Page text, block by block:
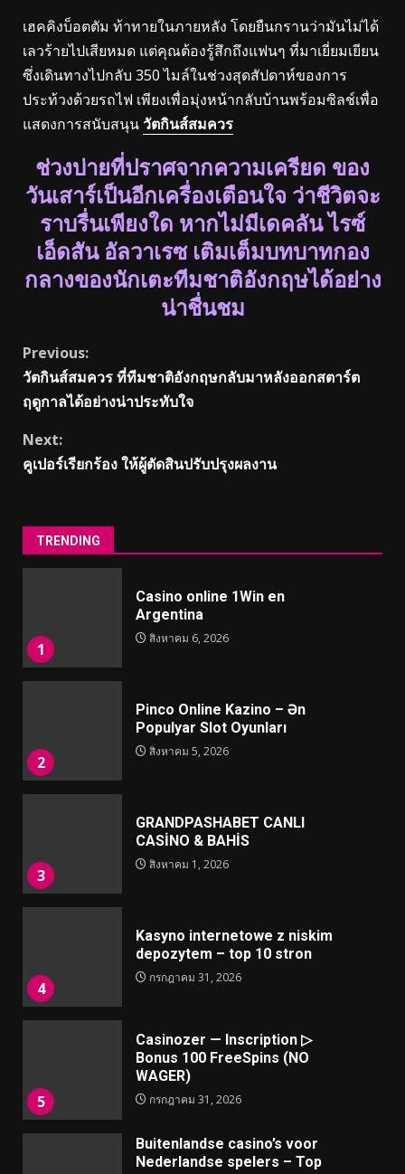
เฮคคิงบ็อตตัม ท้าทายในภายหลัง โดยยืนกรานว่ามันไม่ได้
เลวร้ายไปเสียหมด แต่คุณต้องรู้สึกถึงแฟนๆ ที่มาเยี่ยมเยียน
ซึ่งเดินทางไปกลับ 350 ไมล์ในช่วงสุดสัปดาห์ของการ
ประท้วงด้วยรถไฟ เพียงเพื่อมุ่งหน้ากลับบ้านพร้อมซิลช์เพื่อ
แสดงการสนับสนุนวัตกินส์สมควร
ช่วงบ่ายที่ปราศจากความเครียด ของ
วันเสาร์เป็นอีกเครื่องเตือนใจ ว่าชีวิตจะ
ราบรื่นเพียงใด หากไม่มีเดคลัน ไรซ์
เอ็ดสัน อัลวาเรซ เติมเต็มบทบาทกอง
กลางของนักเตะทีมชาติอังกฤษได้อย่าง
น่าชื่นชม
Continue
Reading
Previous:
วัตกินส์สมควร ที่ทีมชาติอังกฤษกลับมาหลังออกสตาร์ต
ฤดูกาลได้อย่างน่าประทับใจ
Next:
คูเปอร์เรียกร้อง ให้ผู้ตัดสินปรับปรุงผลงาน
TRENDING
1
Casino online 1Win en
Argentina
สิงหาคม 6, 2026
2
Pinco Online Kazino – Ən
Populyar Slot Oyunları
สิงหาคม 5, 2026
3
GRANDPASHABET CANLI
CASİNO & BAHİS
สิงหาคม 1, 2026
4
Kasyno internetowe z niskim
depozytem – top 10 stron
กรกฎาคม 31, 2026
5
Casinozer — Inscription ▷
Bonus 100 FreeSpins (NO
WAGER)
กรกฎาคม 31, 2026
Buitenlandse casino’s voor
Nederlandse spelers – Top